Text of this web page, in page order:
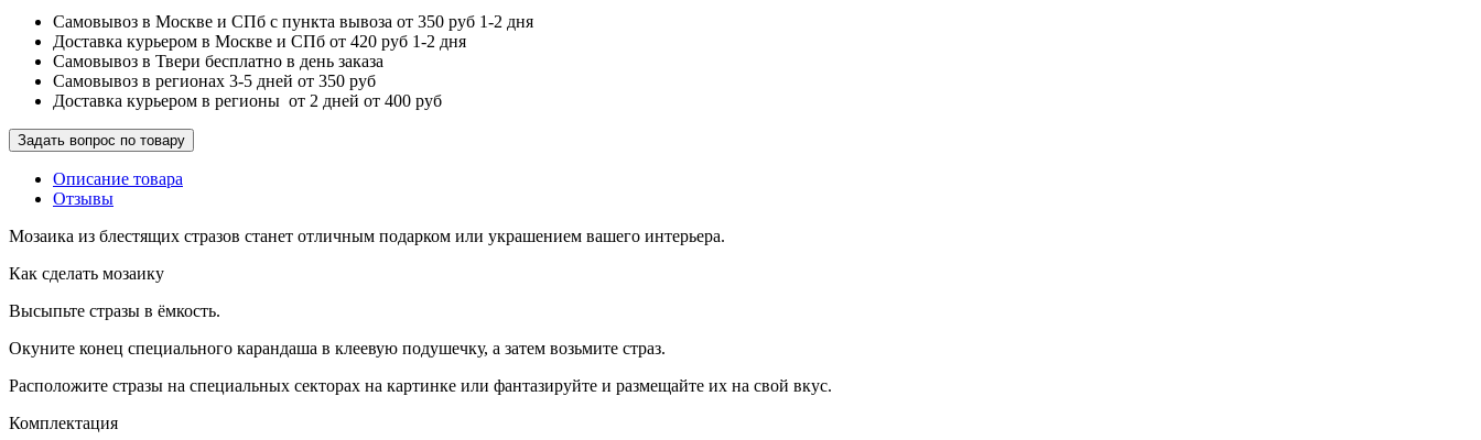
Самовывоз в Москве и СПб с пункта вывоза от 350 руб 1-2 дня
Доставка курьером в Москве и СПб от 420 руб 1-2 дня
Самовывоз в Твери бесплатно в день заказа
Самовывоз в регионах 3-5 дней от 350 руб
Доставка курьером в регионы от 2 дней от 400 руб
Задать вопрос по товару
Описание товара
Отзывы
Мозаика из блестящих стразов станет отличным подарком или украшением вашего интерьера.
Как сделать мозаику
Высыпьте стразы в ёмкость.
Окуните конец специального карандаша в клеевую подушечку, а затем возьмите страз.
Расположите стразы на специальных секторах на картинке или фантазируйте и размещайте их на свой вкус.
Комплектация